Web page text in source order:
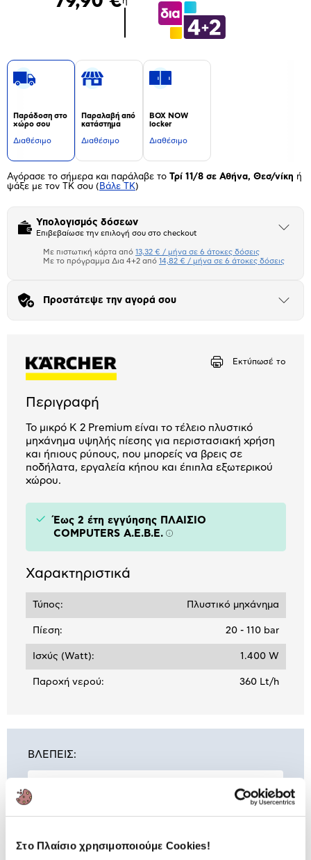
Στο Πλαίσιο χρησιμοποιούμε Cookies!
Παράδοση στο
χώρο σου
Διαθέσιμο
Παραλαβή από
κατάστημα
Διαθέσιμο
BOX NOW
locker
Διαθέσιμο
Αγόρασε το σήμερα και παράλαβε το Τρί 11/8 σε Αθήνα, Θεσ/νίκη ή
ψάξε με τον ΤΚ σου ( Βάλε ΤΚ)
Υπολογισμός δόσεων
Επιβεβαίωσε την επιλογή σου στο checkout
Άνοιξε
Πιστωτική κάρτα
Με πιστωτική κάρτα από 13,32 € / μήνα σε 6 άτοκες δόσεις
Με το πρόγραμμα Δια 4+2 από 14,82 € / μήνα σε 6 άτοκες δόσεις
Προστάτεψε την αγορά σου
Άνοιξε
Εκτύπωσέ το
Περιγραφή
Το μικρό K 2 Premium είναι το τέλειο πλυστικό
μηχάνημα υψηλής πίεσης για περιστασιακή χρήση
και ήπιους ρύπους, που μπορείς να βρεις σε
ποδήλατα, εργαλεία κήπου και έπιπλα εξωτερικού
χώρου.
Έως 2 έτη εγγύησης ΠΛΑΙΣΙΟ
COMPUTERS A.E.B.E. Πληροφορίες
Χαρακτηριστικά
Τύπος: Πλυστικό μηχάνημα
Πίεση: 20 - 110 bar
Ισχύς (Watt): 1.400 W
Παροχή νερού: 360 Lt/h
ΒΛΕΠΕΙΣ:
Karcher Πλυστικό Μηχάνημα K2
79,90 €